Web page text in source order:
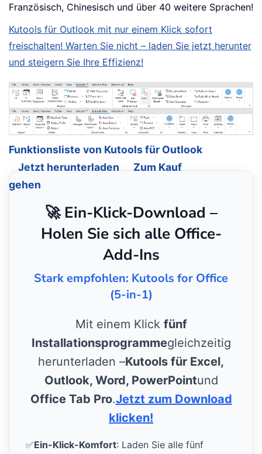
Französisch, Chinesisch und über 40 weitere Sprachen!
Kutools für Outlook mit nur einem Klick sofort
freischalten! Warten Sie nicht – laden Sie jetzt herunter
und steigern Sie Ihre Effizienz!
Funktionsliste von Kutools für Outlook
Jetzt herunterladen
Zum Kauf
gehen
🚀 Ein-Klick-Download –
Holen Sie sich alle Office-
Add-Ins
Stark empfohlen: Kutools for Office
(5-in-1)
Mit einem Klick fünf
Installationsprogrammegleichzeitig
herunterladen –Kutools für Excel,
Outlook, Word, PowerPointund
Office Tab Pro.Jetzt zum Download
klicken!
✅Ein-Klick-Komfort: Laden Sie alle fünf